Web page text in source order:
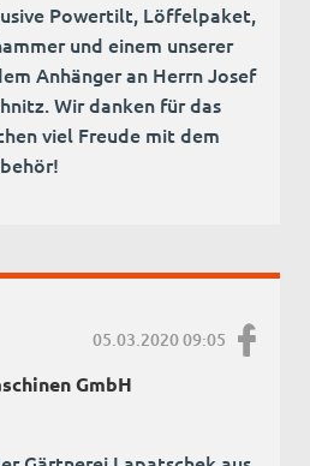
Powertilt, Löffelpaket,
und einem unserer
Anhänger an Herrn Josef
Wir danken für das
viel Freude mit dem
05.03.2020 09:05
GmbH